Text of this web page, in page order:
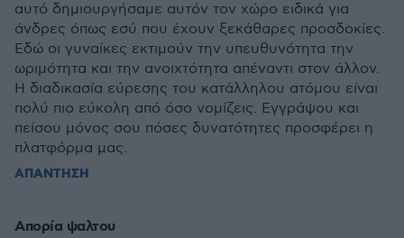
αυτό δημιουργήσαμε αυτόν τον χώρο ειδικά για
άνδρες όπως εσύ που έχουν ξεκάθαρες προσδοκίες.
Εδώ οι γυναίκες εκτιμούν την υπευθυνότητα την
ωριμότητα και την ανοιχτότητα απέναντι στον άλλον.
Η διαδικασία εύρεσης του κατάλληλου ατόμου είναι
πολύ πιο εύκολη από όσο νομίζεις. Εγγράψου και
πείσου μόνος σου πόσες δυνατότητες προσφέρει η
πλατφόρμα μας.
ΑΠΑΝΤΗΣΗ
Απορία ψαλτου